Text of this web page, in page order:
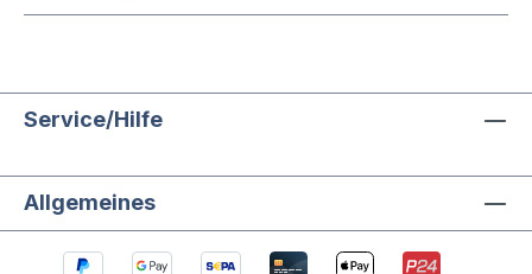
Service/Hilfe
Allgemeines